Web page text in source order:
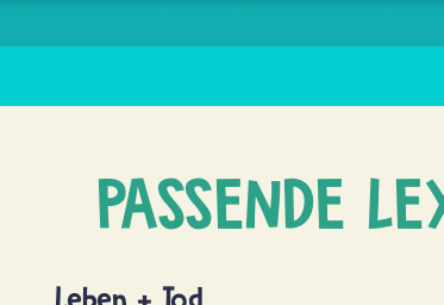
PASSENDE